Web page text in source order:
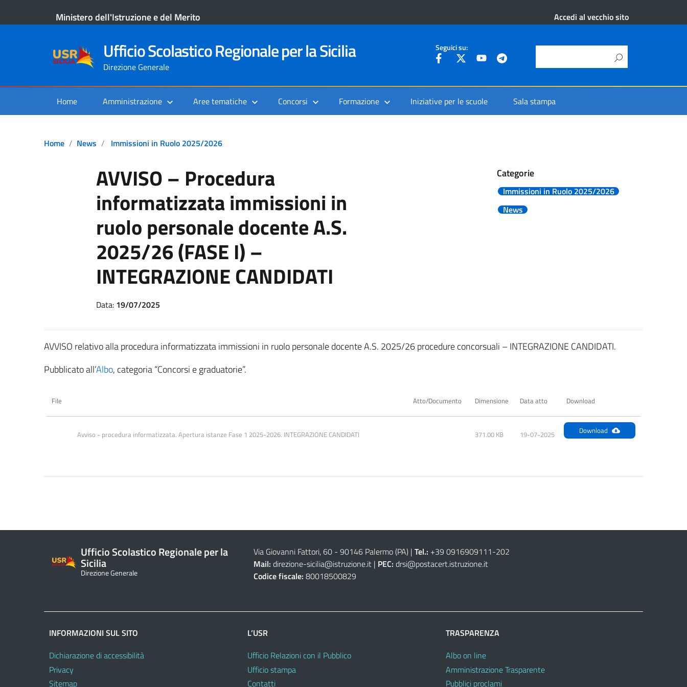
Ministero dell'Istruzione e del Merito Accedi al vecchio sito
Ufficio Scolastico Regionale per la Sicilia
Direzione Generale
Seguici su:
Home Amministrazione Aree tematiche Concorsi Formazione Iniziative per le scuole Sala stampa
Home News Immissioni in Ruolo 2025/2026
AVVISO – Procedura
informatizzata immissioni in
ruolo personale docente A.S.
2025/26 (FASE I) –
INTEGRAZIONE CANDIDATI
Categorie
Immissioni in Ruolo 2025/2026
News
Data: 19/07/2025
AVVISO relativo alla procedura informatizzata immissioni in ruolo personale docente A.S. 2025/26 procedure concorsuali – INTEGRAZIONE CANDIDATI.
Pubblicato all’Albo, categoria “Concorsi e graduatorie”.
File Atto/Documento Dimensione Data atto Download
Avviso - procedura informatizzata. Apertura istanze Fase 1 2025-2026. INTEGRAZIONE CANDIDATI 371.00 KB 19-07-2025 Download
Ufficio Scolastico Regionale per la
Sicilia
Direzione Generale
Via Giovanni Fattori, 60 - 90146 Palermo (PA)| Tel.: +39 0916909111-202
Mail: direzione-sicilia@istruzione.it| PEC: drsi@postacert.istruzione.it
Codice fiscale: 80018500829
INFORMAZIONI SUL SITO
Dichiarazione di accessibilità
Privacy
Sitemap
L’USR
Ufficio Relazioni con il Pubblico
Ufficio stampa
Contatti
TRASPARENZA
Albo on line
Amministrazione Trasparente
Pubblici proclami